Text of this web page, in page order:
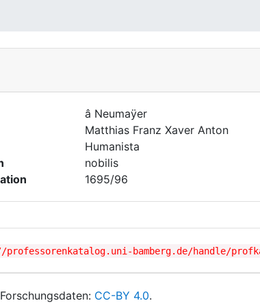
â Neumaÿer
Matthias Franz Xaver Anton
Humanista
nobilis
1695/96
bamberg.de/handle/
CC-BY 4.0.